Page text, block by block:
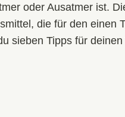
oder Ausatmer ist.
die für den einen
sieben Tipps für